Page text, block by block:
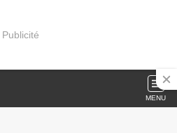
Publicité
MENU